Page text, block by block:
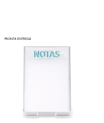
PRONTA ENTREGA